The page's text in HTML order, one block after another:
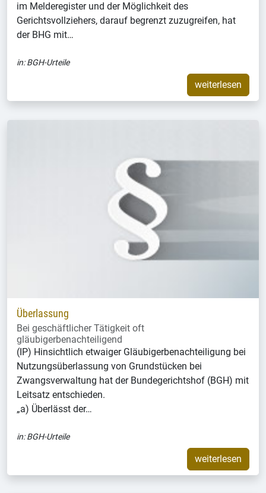
im Melderegister und der Möglichkeit des
Gerichtsvollziehers, darauf begrenzt zuzugreifen, hat
der BHG mit…
in:BGH-Urteile
weiterlesen
Überlassung
Bei geschäftlicher Tätigkeit oft
gläubigerbenachteiligend
(IP) Hinsichtlich etwaiger Gläubigerbenachteiligung bei
Nutzungsüberlassung von Grundstücken bei
Zwangsverwaltung hat der Bundegerichtshof (BGH) mit
Leitsatz entschieden.
„a) Überlässt der…
in:BGH-Urteile
weiterlesen